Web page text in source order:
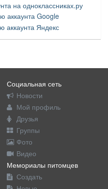
Социальная сеть
Новости
Мой профиль
Друзья
Группы
Фото
Видео
Мемориалы питомцев
Создать